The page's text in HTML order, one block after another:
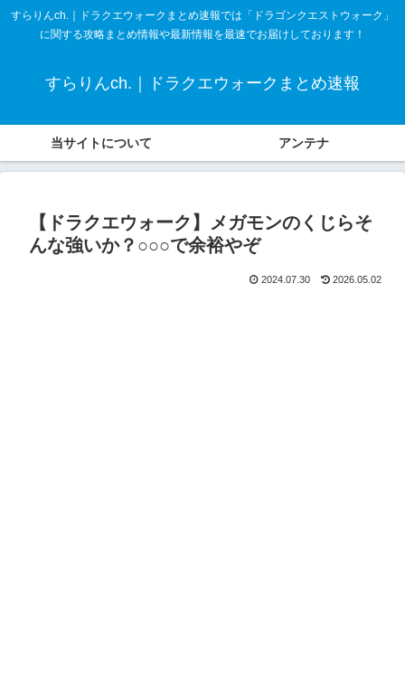
すらりんch.｜ドラクエウォークまとめ速報では「ドラゴンクエストウォーク」
に関する攻略まとめ情報や最新情報を最速でお届けしております！
すらりんch.｜ドラクエウォークまとめ速報
当サイトについて アンテナ
【ドラクエウォーク】メガモンのくじらそ
んな強いか？○○○で余裕やぞ
2024.07.30 2026.05.02